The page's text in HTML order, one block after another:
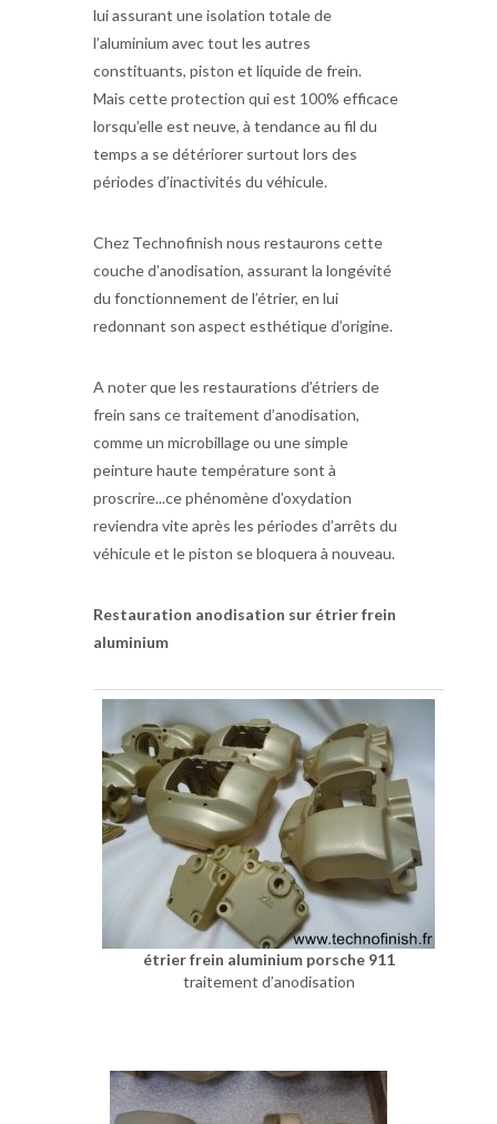
lui assurant une isolation totale de
l’aluminium avec tout les autres
constituants, piston et liquide de frein.
Mais cette protection qui est 100% efficace
lorsqu’elle est neuve, à tendance au fil du
temps a se détériorer surtout lors des
périodes d’inactivités du véhicule.
Chez Technofinish nous restaurons cette
couche d’anodisation, assurant la longévité
du fonctionnement de l’étrier, en lui
redonnant son aspect esthétique d’origine.
A noter que les restaurations d’étriers de
frein sans ce traitement d’anodisation,
comme un microbillage ou une simple
peinture haute température sont à
proscrire...ce phénomène d’oxydation
reviendra vite après les périodes d’arrêts du
véhicule et le piston se bloquera à nouveau.
Restauration anodisation sur étrier frein
aluminium
étrier frein aluminium porsche 911
traitement d’anodisation